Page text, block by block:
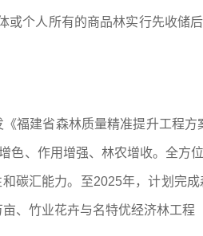
或个人所有的商品林实行先收储
福建省森林质量精准提升工程
色、作用增强、林农增收。全方
碳汇能力。至2025年，计划完
、竹业花卉与名特优经济林工程